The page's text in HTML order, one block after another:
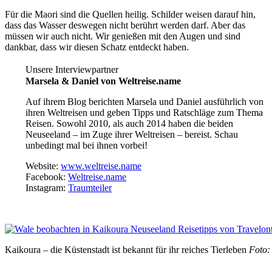
Für die Maori sind die Quellen heilig. Schilder weisen darauf hin,
dass das Wasser deswegen nicht berührt werden darf. Aber das
müssen wir auch nicht. Wir genießen mit den Augen und sind
dankbar, dass wir diesen Schatz entdeckt haben.
Unsere Interviewpartner
Marsela & Daniel von Weltreise.name
Auf ihrem Blog berichten Marsela und Daniel ausführlich von
ihren Weltreisen und geben Tipps und Ratschläge zum Thema
Reisen. Sowohl 2010, als auch 2014 haben die beiden
Neuseeland – im Zuge ihrer Weltreisen – bereist. Schau
unbedingt mal bei ihnen vorbei!
Website: www.weltreise.name
Facebook: Weltreise.name
Instagram: Traumteiler
Kaikoura – die Küstenstadt ist bekannt für ihr reiches Tierleben